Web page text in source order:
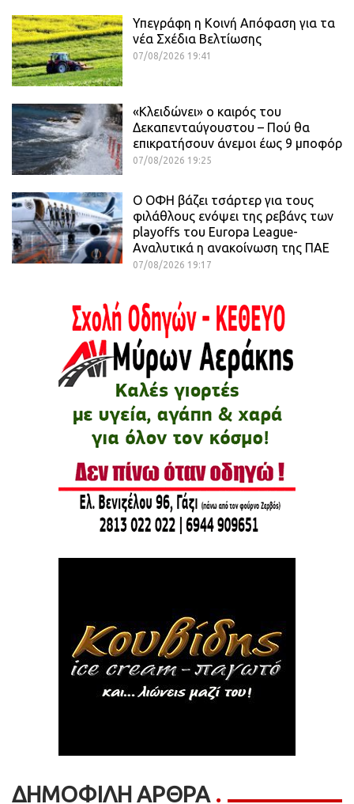
Υπεγράφη η Κοινή Απόφαση για τα
νέα Σχέδια Βελτίωσης
07/08/2026 19:41
«Κλειδώνει» ο καιρός του
Δεκαπενταύγουστου – Πού θα
επικρατήσουν άνεμοι έως 9 μποφόρ
07/08/2026 19:25
Ο ΟΦΗ βάζει τσάρτερ για τους
φιλάθλους ενόψει της ρεβάνς των
playoffs του Europa League-
Αναλυτικά η ανακοίνωση της ΠΑΕ
07/08/2026 19:17
ΔΗΜΟΦΙΛΗ ΑΡΘΡΑ